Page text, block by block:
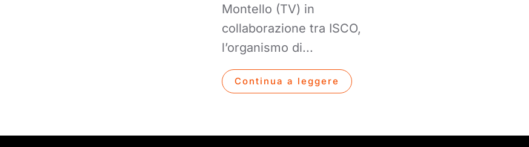
Montello (TV) in
collaborazione tra ISCO,
l’organismo di...
Continua a leggere